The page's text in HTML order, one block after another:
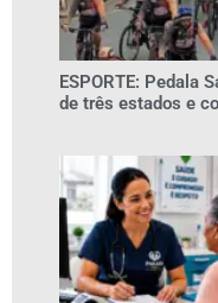
ESPORTE: Pedala
de três estados e